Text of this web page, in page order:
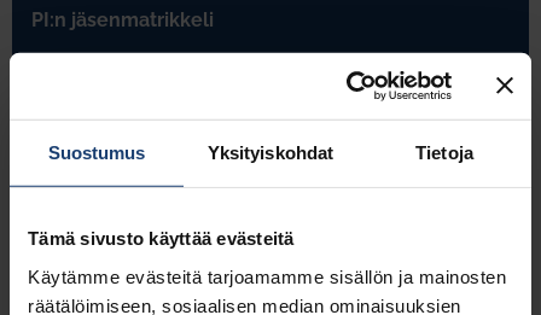
Suostumus Yksityiskohdat Tietoja
Tämä sivusto käyttää evästeitä
Käytämme evästeitä tarjoamamme sisällön ja mainosten
räätälöimiseen, sosiaalisen median ominaisuuksien
PI:n jäsenmatrikkeli
Jäsenasiat